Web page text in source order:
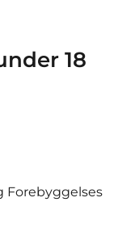
18
Forebyggelses